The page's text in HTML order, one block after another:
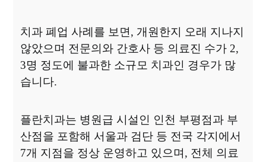
치과 폐업 사례를 보면, 개원한지 오래 지나지
않았으며 전문의와 간호사 등 의료진 수가 2,
3명 정도에 불과한 소규모 치과인 경우가 많
습니다.
플란치과는 병원급 시설인 인천 부평점과 부
산점을 포함해 서울과 검단 등 전국 각지에서
7개 지점을 정상 운영하고 있으며 , 전체 의료